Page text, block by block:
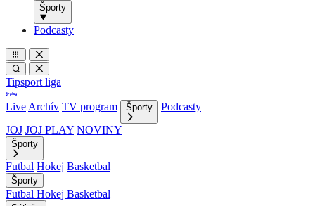
Športy
Podcasty
Tipsport liga
Live Archív TV program Športy
Podcasty
JOJ JOJ PLAY NOVINY
Športy
Futbal Hokej Basketbal
Športy
Futbal Hokej Basketbal